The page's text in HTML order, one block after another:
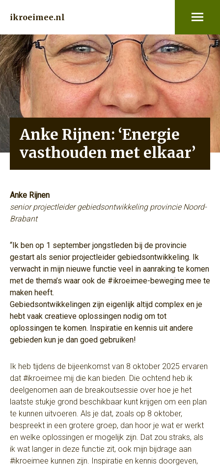
ikroeimee.nl
Anke Rijnen: ‘Energie
vasthouden met elkaar’
Anke Rijnen
senior projectleider gebiedsontwikkeling provincie Noord-
Brabant
“Ik ben op 1 september jongstleden bij de provincie
gestart als senior projectleider gebiedsontwikkeling. Ik
verwacht in mijn nieuwe functie veel in aanraking te komen
met de thema’s waar ook de #ikroeimee-beweging mee te
maken heeft.
Gebiedsontwikkelingen zijn eigenlijk altijd complex en je
hebt vaak creatieve oplossingen nodig om tot
oplossingen te komen. Inspiratie en kennis uit andere
gebieden kun je dan goed gebruiken!
Ik heb tijdens de bijeenkomst van 8 oktober 2025 ervaren
dat #ikroeimee mij die kan bieden. Die ochtend heb ik
deelgenomen aan de breakoutsessie over hoe je het
laatste stukje grond beschikbaar kunt krijgen om een plan
te kunnen uitvoeren. Als je dat, zoals op 8 oktober,
bespreekt in een grotere groep, dan hoor je wat er werkt
en welke oplossingen er mogelijk zijn. Dat zou straks, als
ik wat langer in deze functie zit, ook mijn bijdrage aan
#ikroeimee kunnen zijn. Inspiratie en kennis doorgeven,